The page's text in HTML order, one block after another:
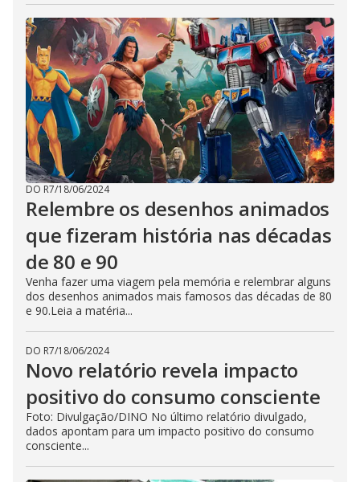
DO R7/18/06/2024
Relembre os desenhos animados
que fizeram história nas décadas
de 80 e 90
Venha fazer uma viagem pela memória e relembrar alguns
dos desenhos animados mais famosos das décadas de 80
e 90.Leia a matéria...
DO R7/18/06/2024
Novo relatório revela impacto
positivo do consumo consciente
Foto: Divulgação/DINO No último relatório divulgado,
dados apontam para um impacto positivo do consumo
consciente...